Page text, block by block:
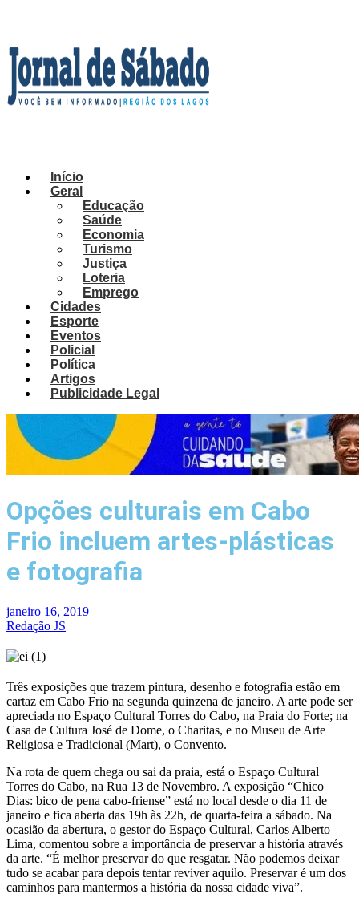
conteúdo
Início
Geral
Educação
Saúde
Economia
Turismo
Justiça
Loteria
Emprego
Cidades
Esporte
Eventos
Policial
Política
Artigos
Publicidade Legal
Opções culturais em Cabo
Frio incluem artes-plásticas
e fotografia
janeiro 16, 2019
Redação JS
Três exposições que trazem pintura, desenho e fotografia estão em
cartaz em Cabo Frio na segunda quinzena de janeiro. A arte pode ser
apreciada no Espaço Cultural Torres do Cabo, na Praia do Forte; na
Casa de Cultura José de Dome, o Charitas, e no Museu de Arte
Religiosa e Tradicional (Mart), o Convento.
Na rota de quem chega ou sai da praia, está o Espaço Cultural
Torres do Cabo, na Rua 13 de Novembro. A exposição “Chico
Dias: bico de pena cabo-friense” está no local desde o dia 11 de
janeiro e fica aberta das 19h às 22h, de quarta-feira a sábado. Na
ocasião da abertura, o gestor do Espaço Cultural, Carlos Alberto
Lima, comentou sobre a importância de preservar a história através
da arte. “É melhor preservar do que resgatar. Não podemos deixar
tudo se acabar para depois tentar reviver aquilo. Preservar é um dos
caminhos para mantermos a história da nossa cidade viva”.